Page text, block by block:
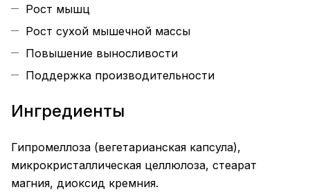
Рост мышц
Рост сухой мышечной массы
Повышение выносливости
Поддержка производительности
Ингредиенты
Гипромеллоза (вегетарианская капсула),
микрокристаллическая целлюлоза, стеарат
магния, диоксид кремния.